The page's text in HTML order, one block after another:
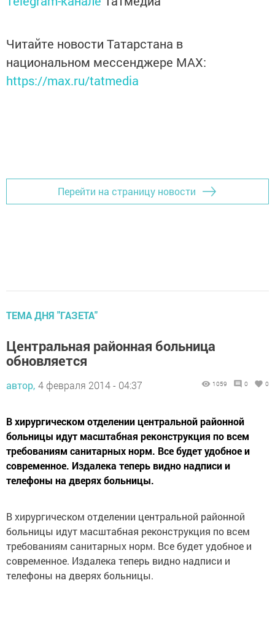
Читайте новости Татарстана в
национальном мессенджере MАХ:
https://max.ru/tatmedia
Перейти на страницу новости
ТЕМА ДНЯ "ГАЗЕТА"
Центральная районная больница
обновляется
автор, 4 февраля 2014 - 04:37 1059 0 0
В хирургическом отделении центральной районной
больницы идут масштабная реконструкция по всем
требованиям санитарных норм. Все будет удобное и
современное. Издалека теперь видно надписи и
телефоны на дверях больницы.
В хирургическом отделении центральной районной
больницы идут масштабная реконструкция по всем
требованиям санитарных норм. Все будет удобное и
современное. Издалека теперь видно надписи и
телефоны на дверях больницы.